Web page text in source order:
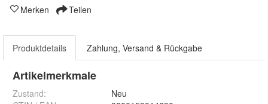
Merken Teilen
Produktdetails Zahlung, Versand & Rückgabe
Artikelmerkmale
Zustand:
Neu